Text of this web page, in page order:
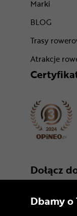
Marki
BLOG
Trasy
Atrakcje
Dołącz
Dbamy